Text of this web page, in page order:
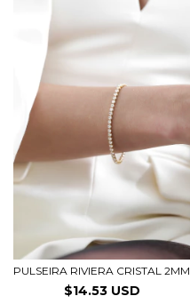
PULSEIRA RIVIERA CRISTAL 2MM
$14.53 USD